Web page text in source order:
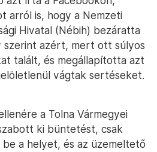
arról is, hogy a Nemzeti
Hivatal (Nébih) bezáratta
szerint azért, mert ott súlyos
talált, és megállapította azt
vágtak sertéseket.
a Tolna Vármegyei
ki büntetést, csak
a helyet, és az üzemeltető